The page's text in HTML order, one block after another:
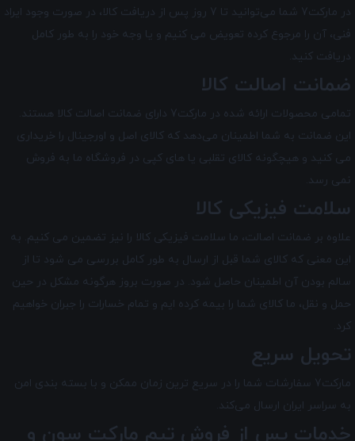
در مارکت7 شما می‌توانید تا 7 روز پس از دریافت کالا، در صورت وجود ایراد
فنی، آن را مرجوع کرده تعویض می کنیم و یا وجه خود را به طور کامل
دریافت کنید.
ضمانت اصالت کالا
تمامی محصولات ارائه شده در مارکت7
دارای ضمانت اصالت کالا هستند.
این ضمانت به شما اطمینان می‌دهد که کالای اصل و اورجینال را خریداری
می کنید و هیچگونه کالای تقلبی یا های کپی در فروشگاه ما به فروش
نمی رسد.
سلامت فیزیکی کالا
علاوه بر ضمانت اصالت، ما سلامت فیزیکی کالا را نیز تضمین می‌ کنیم. به
این معنی که کالای شما قبل از ارسال به طور کامل بررسی می شود تا از
سالم بودن آن اطمینان حاصل شود. در صورت بروز هرگونه مشکل در حین
حمل و نقل، ما کالای شما را بیمه کرده ایم و تمام خسارات را جبران خواهیم
کرد.
تحویل سریع
مارکت7 سفارشات شما را در سریع ترین زمان ممکن و با بسته بندی امن
به سراسر ایران ارسال می‌کند.
خدمات پس از فروش تیم مارکت سون و